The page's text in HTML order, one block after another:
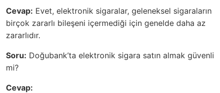
Cevap: Evet, elektronik sigaralar, geleneksel sigaraların
birçok zararlı bileşeni içermediği için genelde daha az
zararlıdır.
Soru: Doğubank’ta elektronik sigara satın almak güvenli
mi?
Cevap: